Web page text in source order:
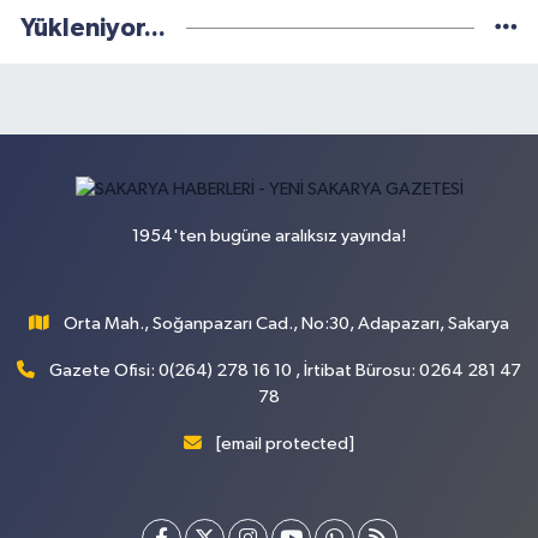
Yükleniyor...
1954'ten bugüne aralıksız yayında!
Orta Mah., Soğanpazarı Cad., No:30, Adapazarı, Sakarya
Gazete Ofisi: 0(264) 278 16 10 , İrtibat Bürosu: 0264 281 47
78
[email protected]